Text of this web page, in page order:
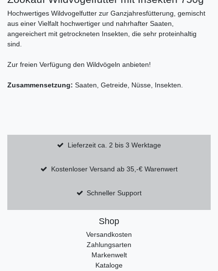
Hochwertiges Wildvogelfutter zur Ganzjahresfütterung, gemischt
aus einer Vielfalt hochwertiger und nahrhafter Saaten,
angereichert mit getrockneten Insekten, die sehr proteinhaltig
sind.
Zur freien Verfügung den Wildvögeln anbieten!
Zusammensetzung: Saaten, Getreide, Nüsse, Insekten.
Lieferzeit ca. 2 bis 3 Werktage
Kostenloser Versand ab 35,-€ Warenwert
Schneller Support
Shop
Versandkosten
Zahlungsarten
Markenwelt
Kataloge